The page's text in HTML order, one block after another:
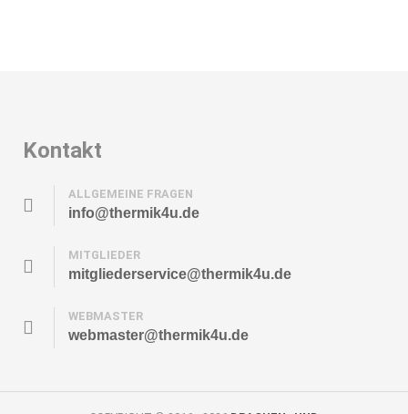
Kontakt
ALLGEMEINE FRAGEN
info@thermik4u.de
MITGLIEDER
mitgliederservice@thermik4u.de
WEBMASTER
webmaster@thermik4u.de